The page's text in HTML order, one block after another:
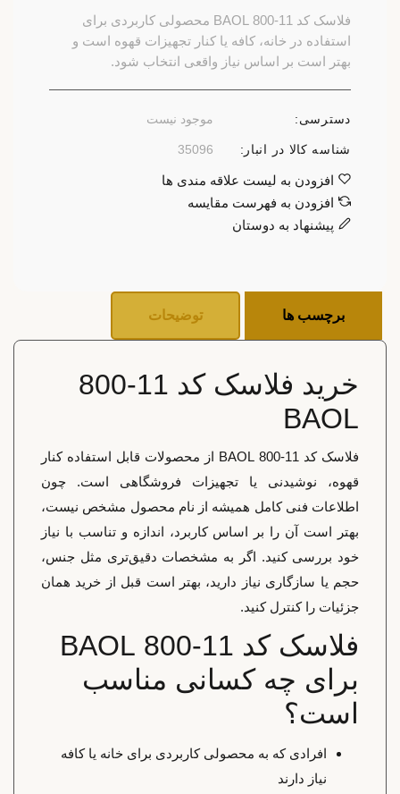
فلاسک کد 11-800 BAOL محصولی کاربردی برای
استفاده در خانه، کافه یا کنار تجهیزات قهوه است و
بهتر است بر اساس نیاز واقعی انتخاب شود.
دسترسی: موجود نیست
شناسه کالا در انبار: 35096
افزودن به لیست علاقه مندی ها
افزودن به فهرست مقایسه
پیشنهاد به دوستان
توضیحات برچسب ها
خرید فلاسک کد 11-800
BAOL
فلاسک کد 11-800 BAOL از محصولات قابل استفاده کنار
قهوه، نوشیدنی یا تجهیزات فروشگاهی است. چون
اطلاعات فنی کامل همیشه از نام محصول مشخص نیست،
بهتر است آن را بر اساس کاربرد، اندازه و تناسب با نیاز
خود بررسی کنید. اگر به مشخصات دقیق‌تری مثل جنس،
حجم یا سازگاری نیاز دارید، بهتر است قبل از خرید همان
جزئیات را کنترل کنید.
فلاسک کد 11-800 BAOL
برای چه کسانی مناسب
است؟
افرادی که به محصولی کاربردی برای خانه یا کافه
نیاز دارند